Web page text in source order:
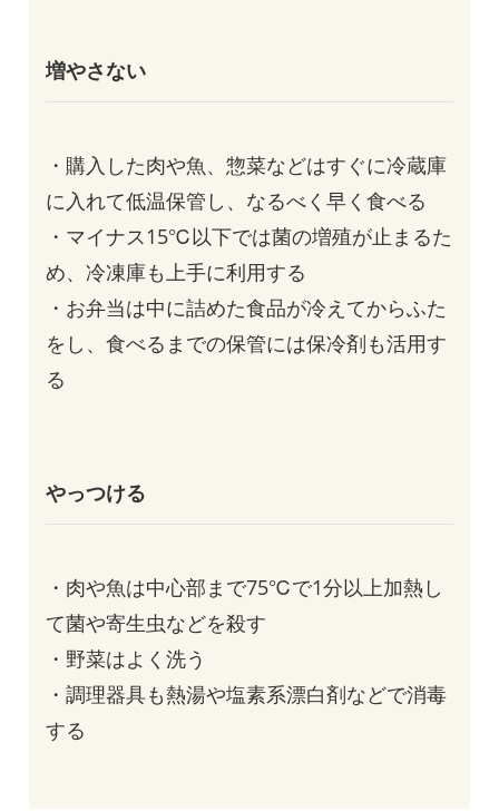
増やさない
・購入した肉や魚、惣菜などはすぐに冷蔵庫
に入れて低温保管し、なるべく早く食べる
・マイナス15℃以下では菌の増殖が止まるた
め、冷凍庫も上手に利用する
・お弁当は中に詰めた食品が冷えてからふた
をし、食べるまでの保管には保冷剤も活用す
る
やっつける
・肉や魚は中心部まで75℃で1分以上加熱し
て菌や寄生虫などを殺す
・野菜はよく洗う
・調理器具も熱湯や塩素系漂白剤などで消毒
する